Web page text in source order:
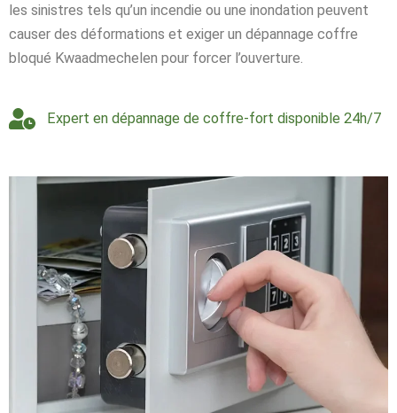
les sinistres tels qu’un incendie ou une inondation peuvent
causer des déformations et exiger un dépannage coffre
bloqué Kwaadmechelen pour forcer l’ouverture.
Expert en dépannage de coffre-fort disponible 24h/7